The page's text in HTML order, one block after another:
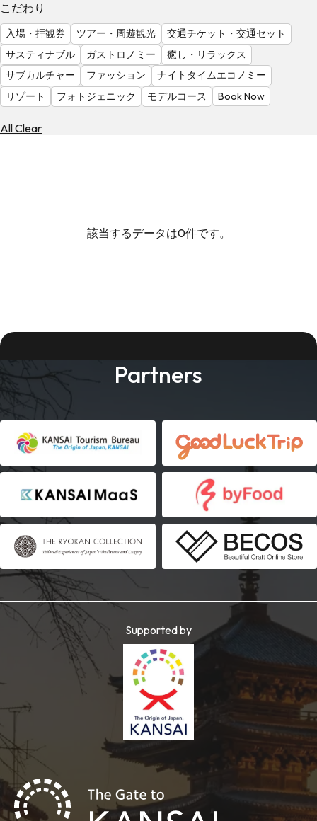
る
気
を
見
る
こだわり
入場・拝観券 ツアー・周遊観光
交通チケット・交通セット
サスティナブル
ガストロノミー
癒し・リラックス
サブカルチャー
ファッション
ナイトタイムエコノミー
リゾート
フォトジェニック モデルコース Book Now
All Clear
該当するデータは0件です。
Partners
Supported by